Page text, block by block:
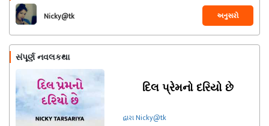
Nicky@tk અનુસરો
સંપૂર્ણ નવલકથા
દિલ પ્રેમનો દરિયો છે
દ્વારા Nicky@tk